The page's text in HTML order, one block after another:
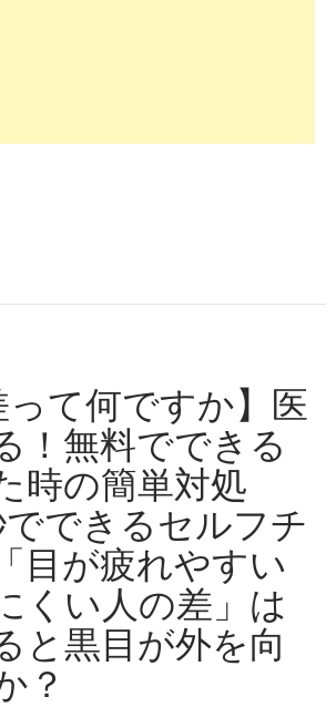
って何ですか】医
！無料でできる
時の簡単対処
できるセルフチ
目が疲れやすい
くい人の差」は
と黒目が外を向
？